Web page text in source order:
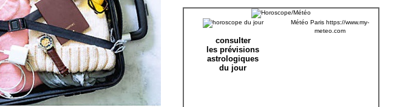
consulter
les prévisions
astrologiques
du jour
Météo Paris https://www.my-
meteo.com